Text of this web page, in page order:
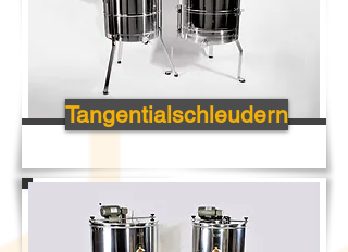
Tangentialschleudern